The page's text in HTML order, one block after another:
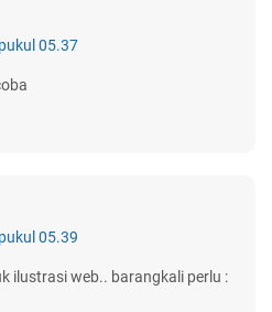
05.37
05.39
ilustrasi web.. barangkali perlu :